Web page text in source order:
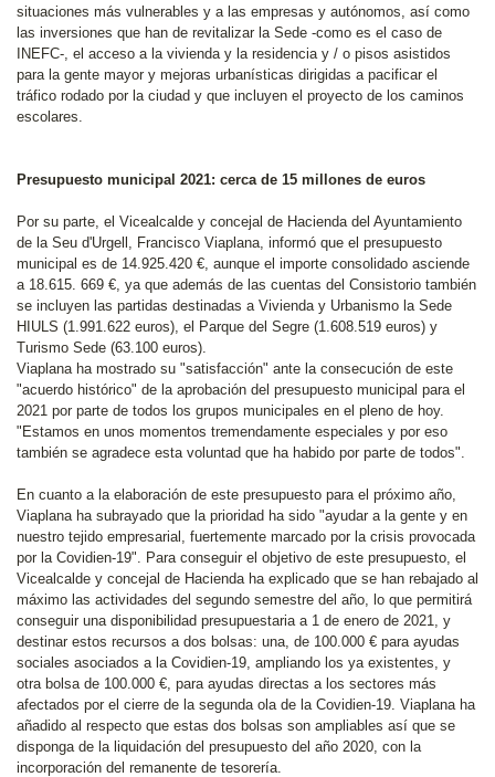
situaciones más vulnerables y a las empresas y autónomos, así como
las inversiones que han de revitalizar la Sede -como es el caso de
INEFC-, el acceso a la vivienda y la residencia y / o pisos asistidos
para la gente mayor y mejoras urbanísticas dirigidas a pacificar el
tráfico rodado por la ciudad y que incluyen el proyecto de los caminos
escolares.
Presupuesto municipal 2021: cerca de 15 millones de euros
Por su parte, el Vicealcalde y concejal de Hacienda del Ayuntamiento
de la Seu d'Urgell, Francisco Viaplana, informó que el presupuesto
municipal es de 14.925.420 €, aunque el importe consolidado asciende
a 18.615. 669 €, ya que además de las cuentas del Consistorio también
se incluyen las partidas destinadas a Vivienda y Urbanismo la Sede
HIULS (1.991.622 euros), el Parque del Segre (1.608.519 euros) y
Turismo Sede (63.100 euros).
Viaplana ha mostrado su "satisfacción" ante la consecución de este
"acuerdo histórico" de la aprobación del presupuesto municipal para el
2021 por parte de todos los grupos municipales en el pleno de hoy.
"Estamos en unos momentos tremendamente especiales y por eso
también se agradece esta voluntad que ha habido por parte de todos".
En cuanto a la elaboración de este presupuesto para el próximo año,
Viaplana ha subrayado que la prioridad ha sido "ayudar a la gente y en
nuestro tejido empresarial, fuertemente marcado por la crisis provocada
por la Covidien-19". Para conseguir el objetivo de este presupuesto, el
Vicealcalde y concejal de Hacienda ha explicado que se han rebajado al
máximo las actividades del segundo semestre del año, lo que permitirá
conseguir una disponibilidad presupuestaria a 1 de enero de 2021, y
destinar estos recursos a dos bolsas: una, de 100.000 € para ayudas
sociales asociados a la Covidien-19, ampliando los ya existentes, y
otra bolsa de 100.000 €, para ayudas directas a los sectores más
afectados por el cierre de la segunda ola de la Covidien-19. Viaplana ha
añadido al respecto que estas dos bolsas son ampliables así que se
disponga de la liquidación del presupuesto del año 2020, con la
incorporación del remanente de tesorería.